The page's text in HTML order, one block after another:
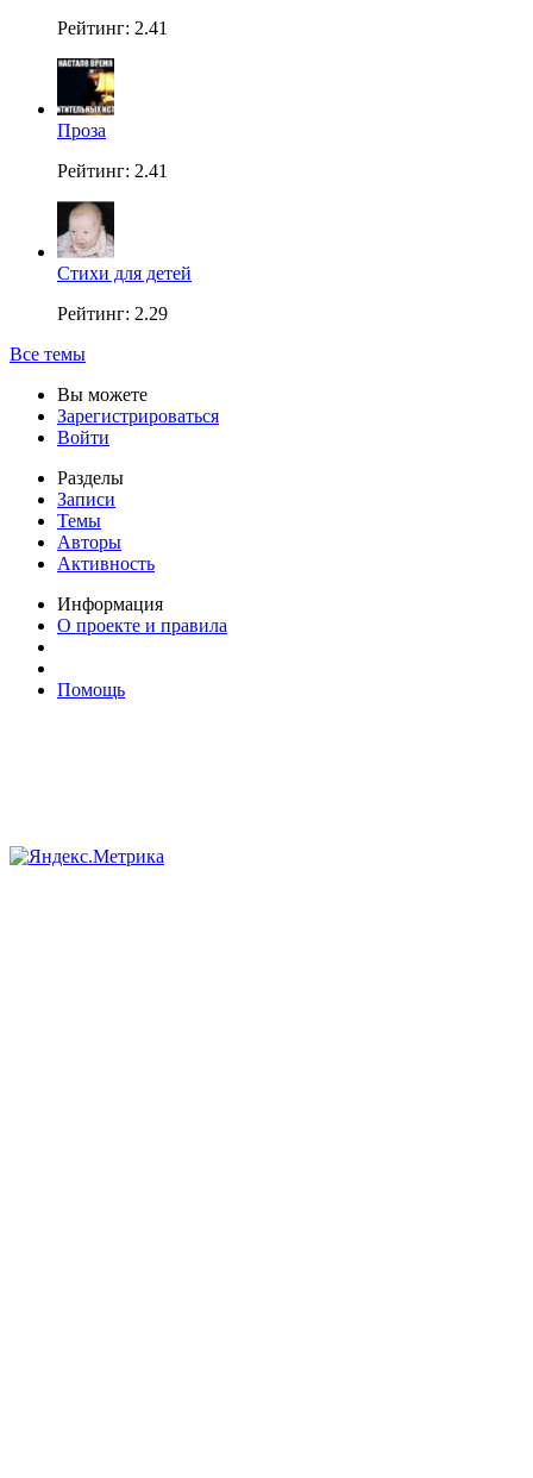
Рейтинг: 2.41
Проза
Рейтинг: 2.41
Стихи для детей
Рейтинг: 2.29
Все темы
Вы можете
Зарегистрироваться
Войти
Разделы
Записи
Темы
Авторы
Активность
Информация
О проекте и правила
Помощь